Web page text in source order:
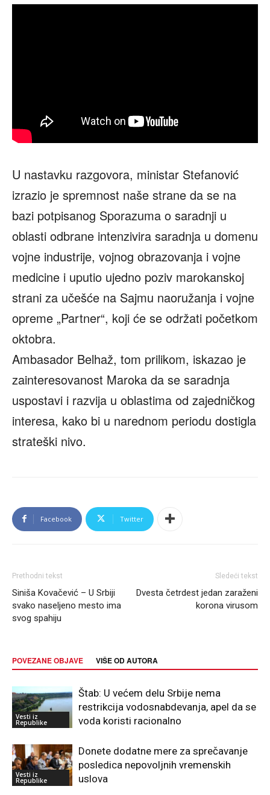
U nastavku razgovora, ministar Stefanović
izrazio je spremnost naše strane da se na
bazi potpisanog Sporazuma o saradnji u
oblasti odbrane intenzivira saradnja u domenu
vojne industrije, vojnog obrazovanja i vojne
medicine i uputio ujedno poziv marokanskoj
strani za učešće na Sajmu naoružanja i vojne
opreme „Partner“, koji će se održati početkom
oktobra.
Ambasador Belhaž, tom prilikom, iskazao je
zainteresovanost Maroka da se saradnja
uspostavi i razvija u oblastima od zajedničkog
interesa, kako bi u narednom periodu dostigla
strateški nivo.
Facebook Twitter
Prethodni tekst
Siniša Kovačević – U Srbiji
svako naseljeno mesto ima
svog spahiju
Sledeći tekst
Dvesta četrdest jedan zaraženi
korona virusom
POVEZANE OBJAVE VIŠE OD AUTORA
Vesti iz
Republike
Štab: U većem delu Srbije nema
restrikcija vodosnabdevanja, apel da se
voda koristi racionalno
Vesti iz
Republike
Donete dodatne mere za sprečavanje
posledica nepovoljnih vremenskih
uslova